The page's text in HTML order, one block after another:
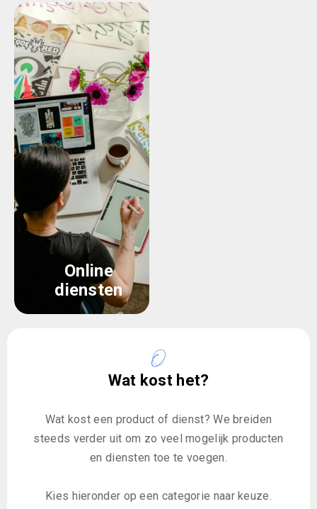
Online
diensten
Wat kost het?
Wat kost een product of dienst? We breiden
steeds verder uit om zo veel mogelijk producten
en diensten toe te voegen.
Kies hieronder op een categorie naar keuze.